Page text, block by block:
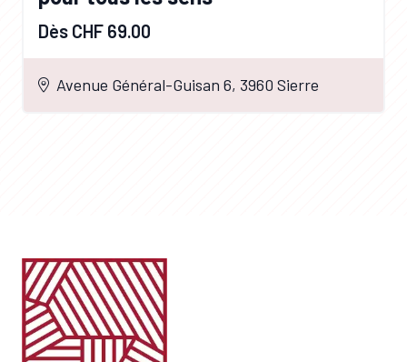
Dès CHF 69.00
Avenue Général-Guisan 6, 3960 Sierre